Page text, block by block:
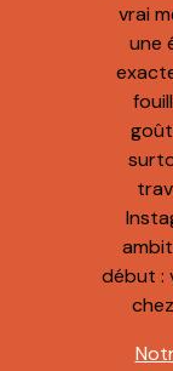
vrai
une
début :